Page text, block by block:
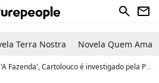
search newsletter
Terra Nostra Novela Quem Ama
Cartolouco é investigado pela Polícia; ex-namorada acusa o jornalista de agressões em viagem e tentativa de invasão; 'Confia na Justiça', diz acusação